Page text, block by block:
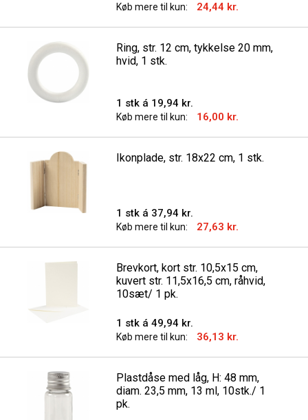
Køb mere til kun: 24,44 kr.
Ring, str. 12 cm, tykkelse 20 mm,
hvid, 1 stk.
1 stk á 19,94 kr.
Køb mere til kun: 16,00 kr.
Ikonplade, str. 18x22 cm, 1 stk.
1 stk á 37,94 kr.
Køb mere til kun: 27,63 kr.
Brevkort, kort str. 10,5x15 cm,
kuvert str. 11,5x16,5 cm, råhvid,
10sæt/ 1 pk.
1 stk á 49,94 kr.
Køb mere til kun: 36,13 kr.
Plastdåse med låg, H: 48 mm,
diam. 23,5 mm, 13 ml, 10stk./ 1
pk.